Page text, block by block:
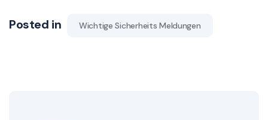
Posted in Wichtige Sicherheits Meldungen